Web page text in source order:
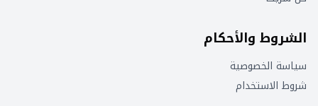
الشروط والأحكام
سياسة الخصوصية
شروط الاستخدام